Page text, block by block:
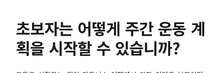
초보자는 어떻게 주간 운동 계
획을 시작할 수 있습니까?